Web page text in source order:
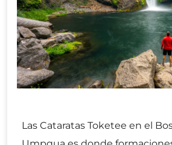
Las Cataratas Toketee en el